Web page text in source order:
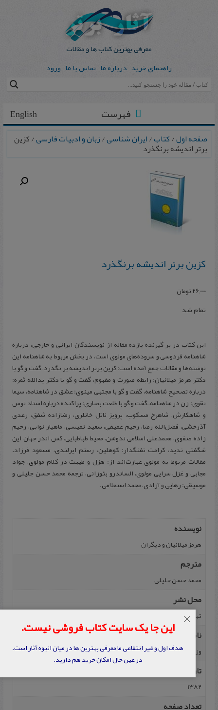
راهنمای خرید درباره ما تماس با ما ورود
English فهرست
صفحه اول/کتاب/ایران شناسی/زبان و ادبیات فارسی/ کزین
برتر اندیشه برنگذرد
کزین برتر اندیشه برنگذرد
26,000تومان
تمام شد
این کتاب در بر گیرنده یازده مقاله از نویسندگان ایرانی و خارجی، درباره
شاهنامه فردوسی و سروده‌های مولوی است. در بخش مربوط به شاهنامه این
نوشته‌ها و مقالات جمع آمده است: کزین برتر اندیشه بر نگذرد، گفت و گو با
دکتر هرمز میلانیان: رابطه صورت و مفهوم، گفت و گو با دکتر یدالله ثمره:
درباره تصحیح شاهنامه، گفت و گو با مجتبی مینوی: عشق در شاهنامه، سیما
تقوی: زن در شاهنامه، گفت و گو با طلعت بصاری: پراکنده درباره استاد توس
و شاهکارش، شاهرخ مسکوب، پرویز ناتل خانلری، رضازاده شفق، رعدی
آذرخشی، فضل‌الله رضا، رحیم عفیفی، سعید نفیسی، ماهیار نوابی، رحیم‌
زاده صفوی، محمدعلی اسلامی ندوشن، محیط طباطبایی، کس اندر جهان این
شگفتی ندید، کرامت تفنگدار: کوهلین، رستم ایرلندی، مسعود فرزاد.
مقالات مربوط به مولوی عبارت‌اند از: هزل و طیبت در کلام مولوی، جواد
مجابی و غزل سرایی مولوی، الساندرو بئوزانی، ترجمه محمد حسن جلیلی و
موسیقی: رهایی و آزادی، محمد استعلامی.
نویسنده
هرمز میلانیان و دیگران
مترجم
محمد حسن جلیلی
محل نشر
تهران
ناشر
وزارت فرهنگ و ارشاد اسلامی
تاریخ نشر
1382
تعداد صفحه
این جا یک سایت کتاب فروشی نیست.
هدف اول و غیر انتفاعی ما معرفی بهترین ها در میان انبوه آثار است.
در عین حال امکان خرید هم دارید.
×